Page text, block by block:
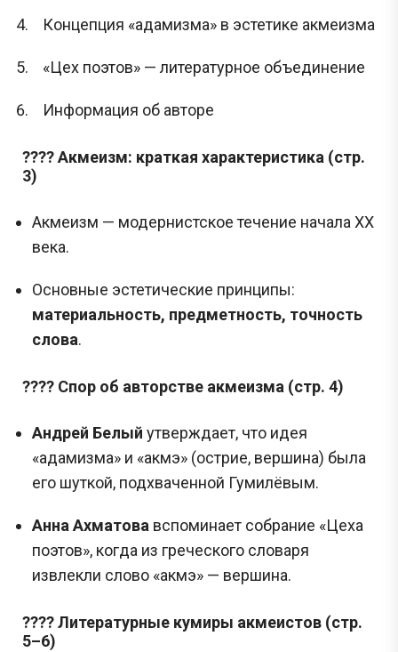
Концепция «адамизма» в эстетике акмеизма
«Цех поэтов» — литературное объединение
Информация об авторе
???? Акмеизм: краткая характеристика (стр.
3)
Акмеизм — модернистское течение начала XX
века.
Основные эстетические принципы:
материальность, предметность, точность
слова.
???? Спор об авторстве акмеизма (стр. 4)
Андрей Белый утверждает, что идея
«адамизма» и «акмэ» (острие, вершина) была
его шуткой, подхваченной Гумилёвым.
Анна Ахматова вспоминает собрание «Цеха
поэтов», когда из греческого словаря
извлекли слово «акмэ» — вершина.
???? Литературные кумиры акмеистов (стр.
5–6)